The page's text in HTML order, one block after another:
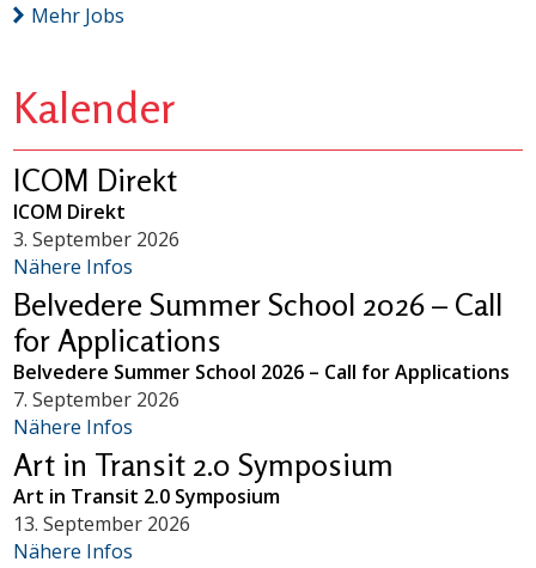
Mehr Jobs
Kalender
ICOM Direkt
ICOM Direkt
3. September 2026
Nähere Infos
Belvedere Summer School 2026 – Call
for Applications
Belvedere Summer School 2026 – Call for Applications
7. September 2026
Nähere Infos
Art in Transit 2.0 Symposium
Art in Transit 2.0 Symposium
13. September 2026
Nähere Infos